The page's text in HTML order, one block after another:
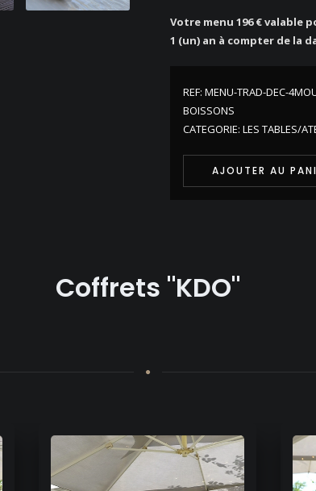
Votre menu 196 € valable
1 (un) an à compter de la
REF: MENU-TRAD-DEC-
BOISSONS
CATEGORIE: LES TABLES/
AJOUTER AU
Coffrets "KDO"